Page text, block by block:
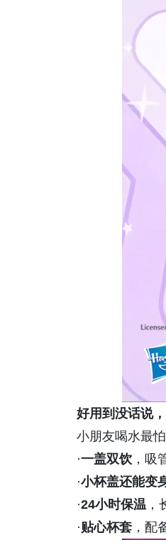
好用到没话说
小朋友喝水最
·一盖双饮 ，吸
·小杯盖还能变
·24小时保温
·贴心杯套 ，配